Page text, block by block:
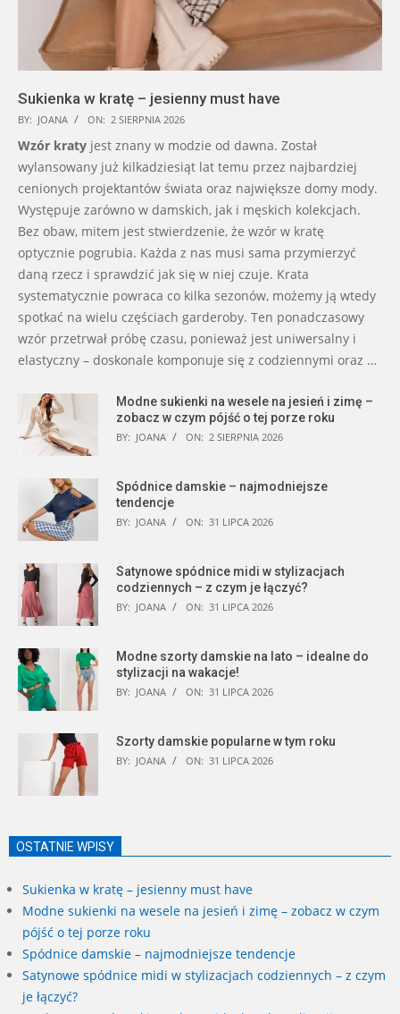
Sukienka w kratę – jesienny must have
BY: JOANA ON: 2 SIERPNIA 2026
Wzór kraty jest znany w modzie od dawna. Został
wylansowany już kilkadziesiąt lat temu przez najbardziej
cenionych projektantów świata oraz największe domy mody.
Występuje zarówno w damskich, jak i męskich kolekcjach.
Bez obaw, mitem jest stwierdzenie, że wzór w kratę
optycznie pogrubia. Każda z nas musi sama przymierzyć
daną rzecz i sprawdzić jak się w niej czuje. Krata
systematycznie powraca co kilka sezonów, możemy ją wtedy
spotkać na wielu częściach garderoby. Ten ponadczasowy
wzór przetrwał próbę czasu, ponieważ jest uniwersalny i
elastyczny – doskonale komponuje się z codziennymi oraz …
Modne sukienki na wesele na jesień i zimę –
zobacz w czym pójść o tej porze roku
BY: JOANA ON: 2 SIERPNIA 2026
Spódnice damskie – najmodniejsze
tendencje
BY: JOANA ON: 31 LIPCA 2026
Satynowe spódnice midi w stylizacjach
codziennych – z czym je łączyć?
BY: JOANA ON: 31 LIPCA 2026
Modne szorty damskie na lato – idealne do
stylizacji na wakacje!
BY: JOANA ON: 31 LIPCA 2026
Szorty damskie popularne w tym roku
BY: JOANA ON: 31 LIPCA 2026
OSTATNIE WPISY
Sukienka w kratę – jesienny must have
Modne sukienki na wesele na jesień i zimę – zobacz w czym
pójść o tej porze roku
Spódnice damskie – najmodniejsze tendencje
Satynowe spódnice midi w stylizacjach codziennych – z czym
je łączyć?